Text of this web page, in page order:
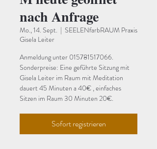
nach Anfrage
Mo., 14. Sept.
  |
SEELENfarbRAUM Praxis
Gisela Leiter
Anmeldung unter 015781517066.
Sonderpreise: Eine geführte Sitzung mit
Gisela Leiter im Raum mit Meditation
dauert 45 Minuten a 40€ , einfaches
Sitzen im Raum 30 Minuten 20€.
Sofort registrieren